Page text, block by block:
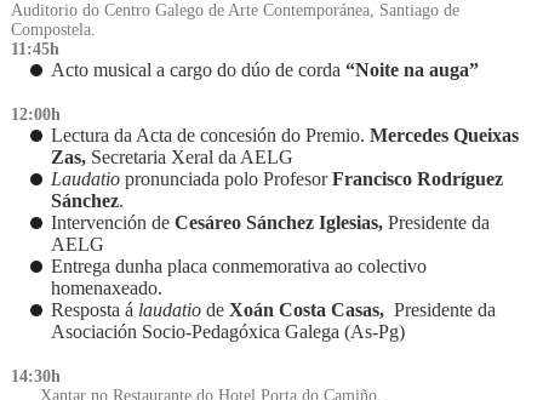
Auditorio do Centro Galego de Arte Contemporánea, Santiago de
Compostela.
11:45h
Acto musical a cargo do dúo de corda “Noite na auga”
12:00h
Lectura da Acta de concesión do Premio. Mercedes Queixas
Zas, Secretaria Xeral da AELG
Laudatiopronunciada polo ProfesorFrancisco Rodríguez
Sánchez.
Intervención de Cesáreo Sánchez Iglesias,Presidente da
AELG
Entrega dunha placa conmemorativa ao colectivo
homenaxeado.
Resposta á laudatiode Xoán Costa Casas, Presidente da
Asociación Socio-Pedagóxica Galega (As-Pg)
14:30h
Xantar no Restaurante do Hotel Porta do Camiño.